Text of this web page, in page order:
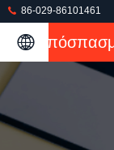
86-029-86101461